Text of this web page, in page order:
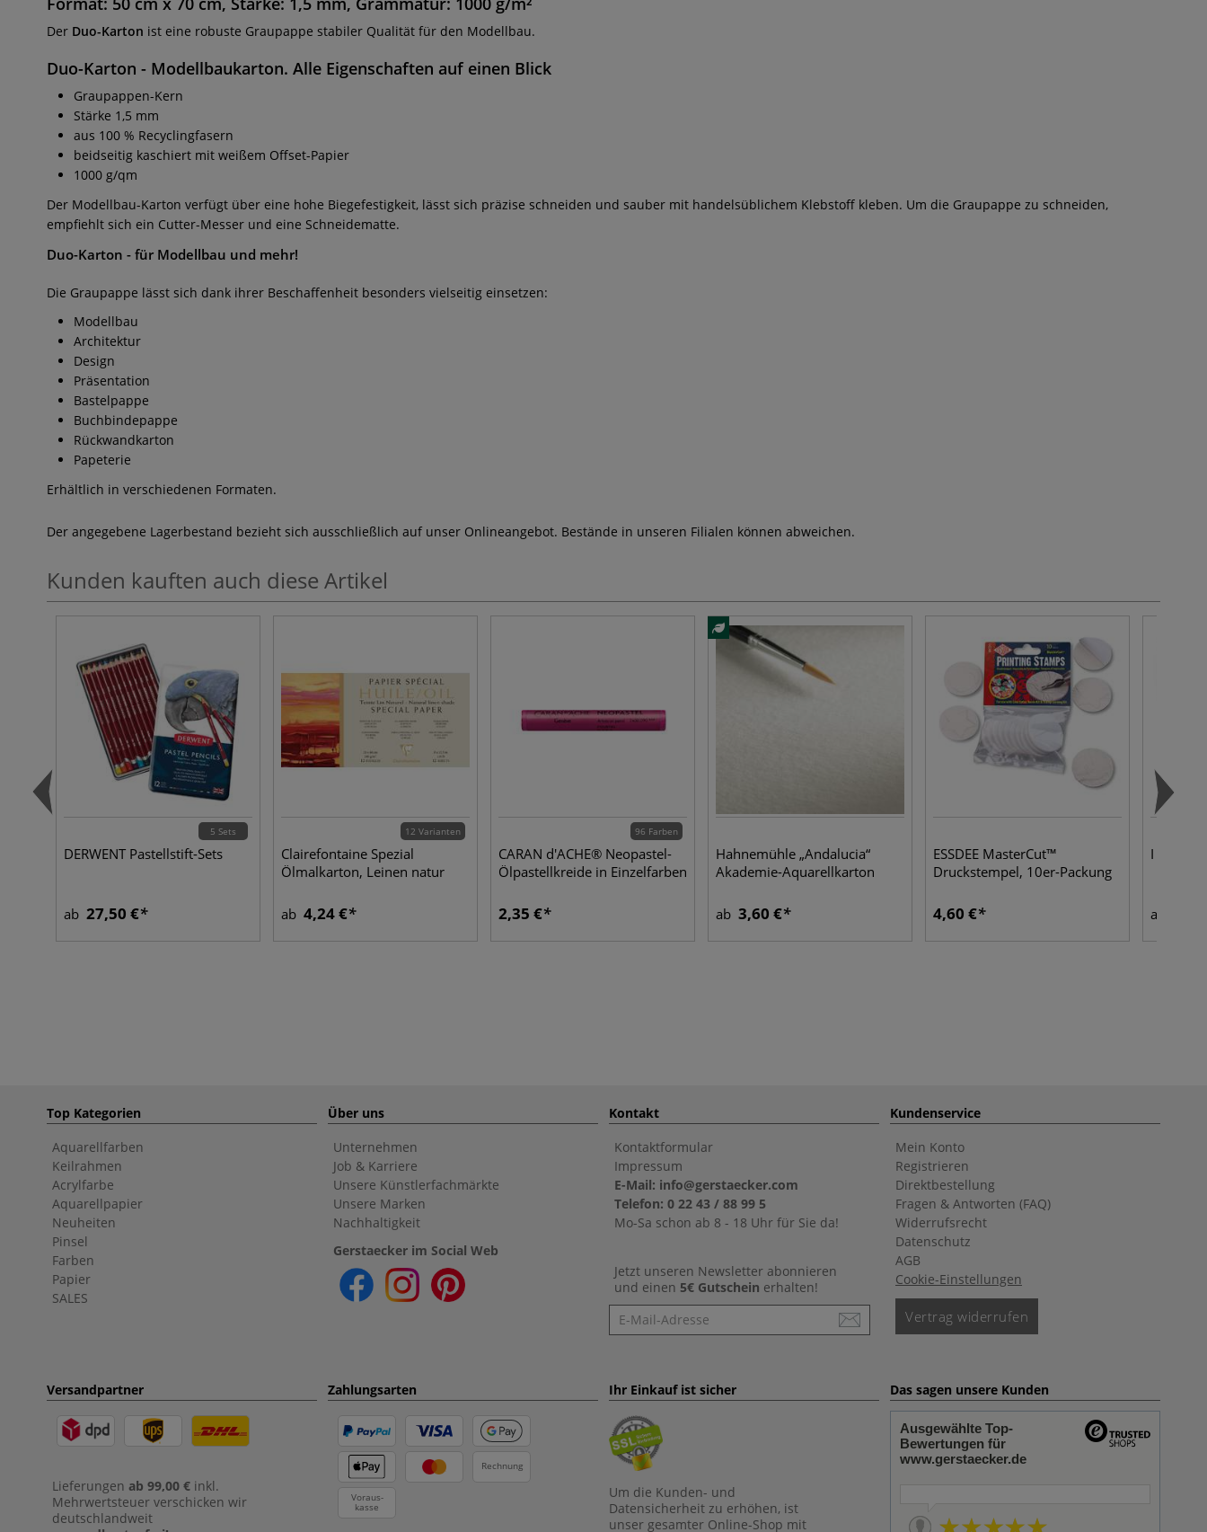
Der Duo-Karton ist eine robuste Graupappe stabiler Qualität für den Modellbau.
Duo-Karton - Modellbaukarton. Alle Eigenschaften auf einen Blick
Graupappen-Kern
Stärke 1,5 mm
aus 100 % Recyclingfasern
beidseitig kaschiert mit weißem Offset-Papier
1000 g/qm
Der Modellbau-Karton verfügt über eine hohe Biegefestigkeit, lässt sich präzise schneiden und sauber mit handelsüblichem Klebstoff kleben. Um die Graupappe zu schneiden,
empfiehlt sich ein Cutter-Messer und eine Schneidematte.
Duo-Karton - für Modellbau und mehr!
Die Graupappe lässt sich dank ihrer Beschaffenheit besonders vielseitig einsetzen:
Modellbau
Architektur
Design
Präsentation
Bastelpappe
Buchbindepappe
Rückwandkarton
Papeterie
Erhältlich in verschiedenen Formaten.
Der angegebene Lagerbestand bezieht sich ausschließlich auf unser Onlineangebot. Bestände in unseren Filialen können abweichen.
Kunden kauften auch diese Artikel
5 Sets
DERWENT Pastellstift-Sets
ab 27,50 €
12 Varianten
Clairefontaine Spezial
Ölmalkarton, Leinen natur
ab 4,24 €
96 Farben
CARAN d'ACHE® Neopastel-
Ölpastellkreide in Einzelfarben
2,35 €
Hahnemühle „Andalucia“
Akademie-Aquarellkarton
ab 3,60 €
ESSDEE MasterCut™
Druckstempel, 10er-Packung
4,60 €
I LOVE
ab
Top Kategorien
Aquarellfarben
Keilrahmen
Acrylfarbe
Aquarellpapier
Neuheiten
Pinsel
Farben
Papier
SALES
Über uns
Unternehmen
Job & Karriere
Unsere Künstlerfachmärkte
Unsere Marken
Nachhaltigkeit
Gerstaecker im Social Web
Kontakt
Kontaktformular
Impressum
E-Mail: info@gerstaecker.com
Telefon: 0 22 43 / 88 99 5
Mo-Sa schon ab 8 - 18 Uhr für Sie da!
Jetzt unseren Newsletter abonnieren
und einen 5€ Gutschein erhalten!
Newsletter
Kundenservice
Mein Konto
Registrieren
Direktbestellung
Fragen & Antworten (FAQ)
Widerrufsrecht
Datenschutz
AGB
Cookie-Einstellungen
Vertrag widerrufen
Versandpartner
Lieferungen ab 99,00 € inkl.
Mehrwertsteuer verschicken wir
deutschlandweit
Zahlungsarten
Rechnung
Voraus-
kasse
Ihr Einkauf ist sicher
Um die Kunden- und
Datensicherheit zu erhöhen, ist
unser gesamter Online-Shop mit
Das sagen unsere Kunden
Ausgewählte Top-
Bewertungen für
www.gerstaecker.de